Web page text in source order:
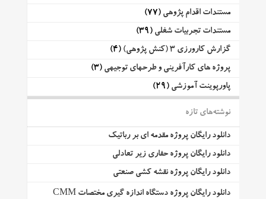
مستندات اقدام پژوهی (77)
مستندات تجربیات شغلی (39)
گزارش کارورزی 3 (کنش پژوهی)
(4)
پروژه های کارآفرینی و طرحهای توجیهی (3)
پاورپوینت آموزشی (29)
نوشته‌های تازه
دانلود رایگان پروژه مقدمه ای بر رباتیک
دانلود رایگان پروژه حفاری زیر تعادلی
دانلود رایگان پروژه نقشه کشی صنعتی
دانلود رایگان پروژه دستگاه اندازه گیری مختصات CMM